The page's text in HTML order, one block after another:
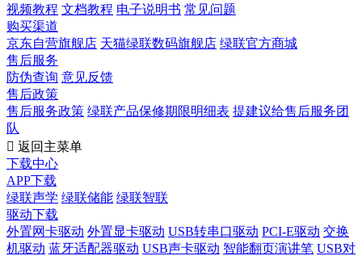
视频教程 文档教程 电子说明书 常见问题
购买渠道
京东自营旗舰店 天猫绿联数码旗舰店 绿联官方商城
售后服务
防伪查询 意见反馈
售后政策
售后服务政策 绿联产品保修期限明细表 提建议给售后服务团
队
 返回主菜单
下载中心
APP下载
绿联声学 绿联储能 绿联智联
驱动下载
外置网卡驱动 外置显卡驱动 USB转串口驱动 PCI-E驱动 交换
机驱动 蓝牙适配器驱动 USB声卡驱动 智能翻页演讲笔 USB对